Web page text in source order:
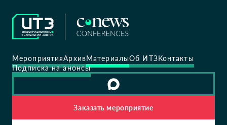
МероприятияАрхивМатериалыОб ИТЗКонтакты
Подписка на анонсы
Заказать мероприятие